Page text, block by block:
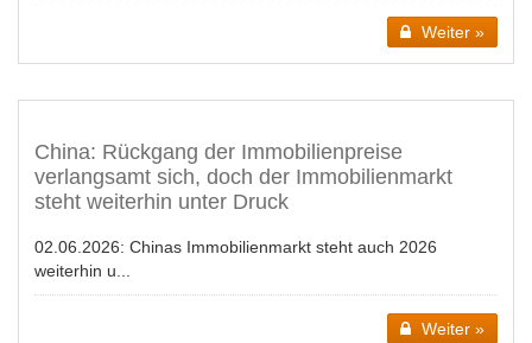
Weiter »
China: Rückgang der Immobilienpreise
verlangsamt sich, doch der Immobilienmarkt
steht weiterhin unter Druck
02.06.2026: Chinas Immobilienmarkt steht auch 2026
weiterhin u...
Weiter »